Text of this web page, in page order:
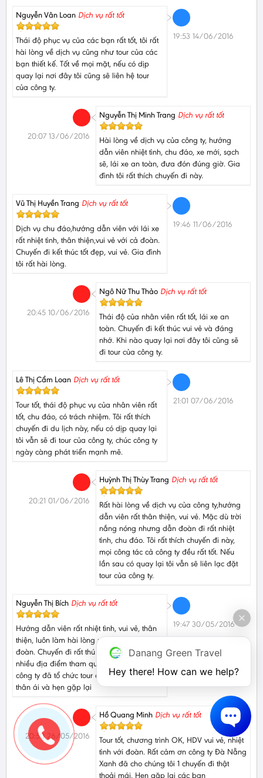
Nguyễn Vân Loan Dịch vụ rất tốt
Thái độ phục vụ của các bạn rất tốt, tôi rất
hài lòng về dịch vụ cũng như tour của các
bạn thiết kế. Tốt về mọi mặt, nếu có dịp
quay lại nơi đây tôi cũng sẽ liên hệ tour
của công ty.
19:53 14/06/2016
Nguyễn Thị Minh Trang Dịch vụ rất tốt
Hài lòng về dịch vụ của công ty, hướng
dẫn viên nhiệt tình, chu đáo, xe mới, sạch
sẽ, lái xe an toàn, đưa đón đúng giờ. Gia
đình tôi rất thích chuyến đi này.
20:07 13/06/2016
Vũ Thị Huyền Trang Dịch vụ rất tốt
Dịch vụ chu đáo,hướng dẫn viên với lái xe
rất nhiệt tình, thân thiện,vui vẻ với cả đoàn.
Chuyến đi kết thúc tốt đẹp, vui vẻ. Gia đình
tôi rất hài lòng.
19:46 11/06/2016
Ngô Nữ Thu Thảo Dịch vụ rất tốt
Thái độ của nhân viên rất tốt, lái xe an
toàn. Chuyến đi kết thúc vui vẻ và đáng
nhớ. Khi nào quay lại nơi đây tôi cũng sẽ
đi tour của công ty.
20:45 10/06/2016
Lê Thị Cẩm Loan Dịch vụ rất tốt
Tour tốt, thái độ phục vụ của nhân viên rất
tốt, chu đáo, có trách nhiệm. Tôi rất thích
chuyến đi du lịch này, nếu có dịp quay lại
tôi vẫn sẽ đi tour của công ty, chúc công ty
ngày càng phát triển mạnh mẽ.
21:01 07/06/2016
Huỳnh Thị Thùy Trang Dịch vụ rất tốt
Rất hài lòng về dịch vụ của công ty,hướng
dẫn viên rất thân thiện, vui vẻ. Mặc dù trời
nắng nóng nhưng dẫn đoàn đi rất nhiệt
tình, chu đáo. Tôi rất thích chuyến đi này,
mọi công tác cả công ty đều rất tốt. Nếu
lần sau có quay lại tôi vẫn sẽ liên lạc đặt
tour của công ty.
20:21 01/06/2016
Nguyễn Thị Bích Dịch vụ rất tốt
Hướng dẫn viên rất nhiệt tình, vui vẻ, thân
thiện, luôn làm hài lòng những người trong
đoàn. Chuyến đi rất thú vị, được biết thêm
nhiều địa điểm tham quan, rất cảm ơn
công ty đã tổ chức tour cho chúng tôi. Chào
thân ái và hẹn gặp lại
19:47 30/05/2016
Hồ Quang Minh Dịch vụ rất tốt
Tour tốt, chương trình OK, HDV vui vẻ, nhiệt
tình với đoàn. Rất cảm ơn công ty Đà Nẵng
Xanh đã cho chúng tôi 1 chuyến đi thật
thoải mái. Hẹn gặp lại các bạn
20:50 26/05/2016
Danang Green Travel
Hey there! How can we help?